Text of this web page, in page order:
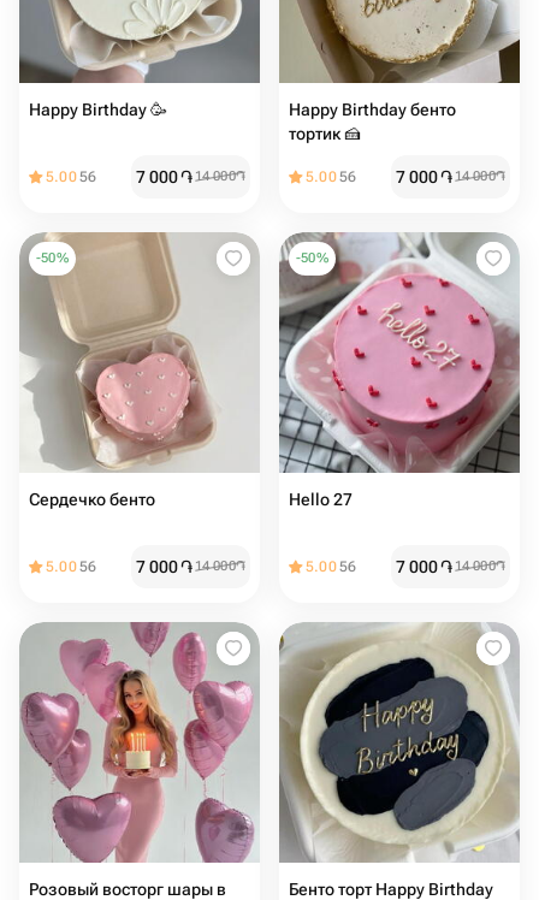
Happy Birthday 🥳
5.0056 7 000֏14 000֏
Happy Birthday бенто
тортик 🍰
5.0056 7 000֏14 000֏
-50%
Сердечко бенто ️
5.0056 7 000֏14 000֏
-50%
Hello 27 ️
5.0056 7 000֏14 000֏
Розовый восторг шары в
Бенто торт Happy Birthday